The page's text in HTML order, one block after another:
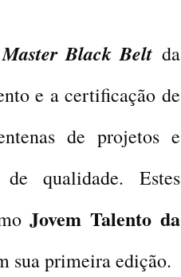
Master Black Beltda
e a certificação de
de projetos e
qualidade. Estes
Jovem Talento da
sua primeira edição.